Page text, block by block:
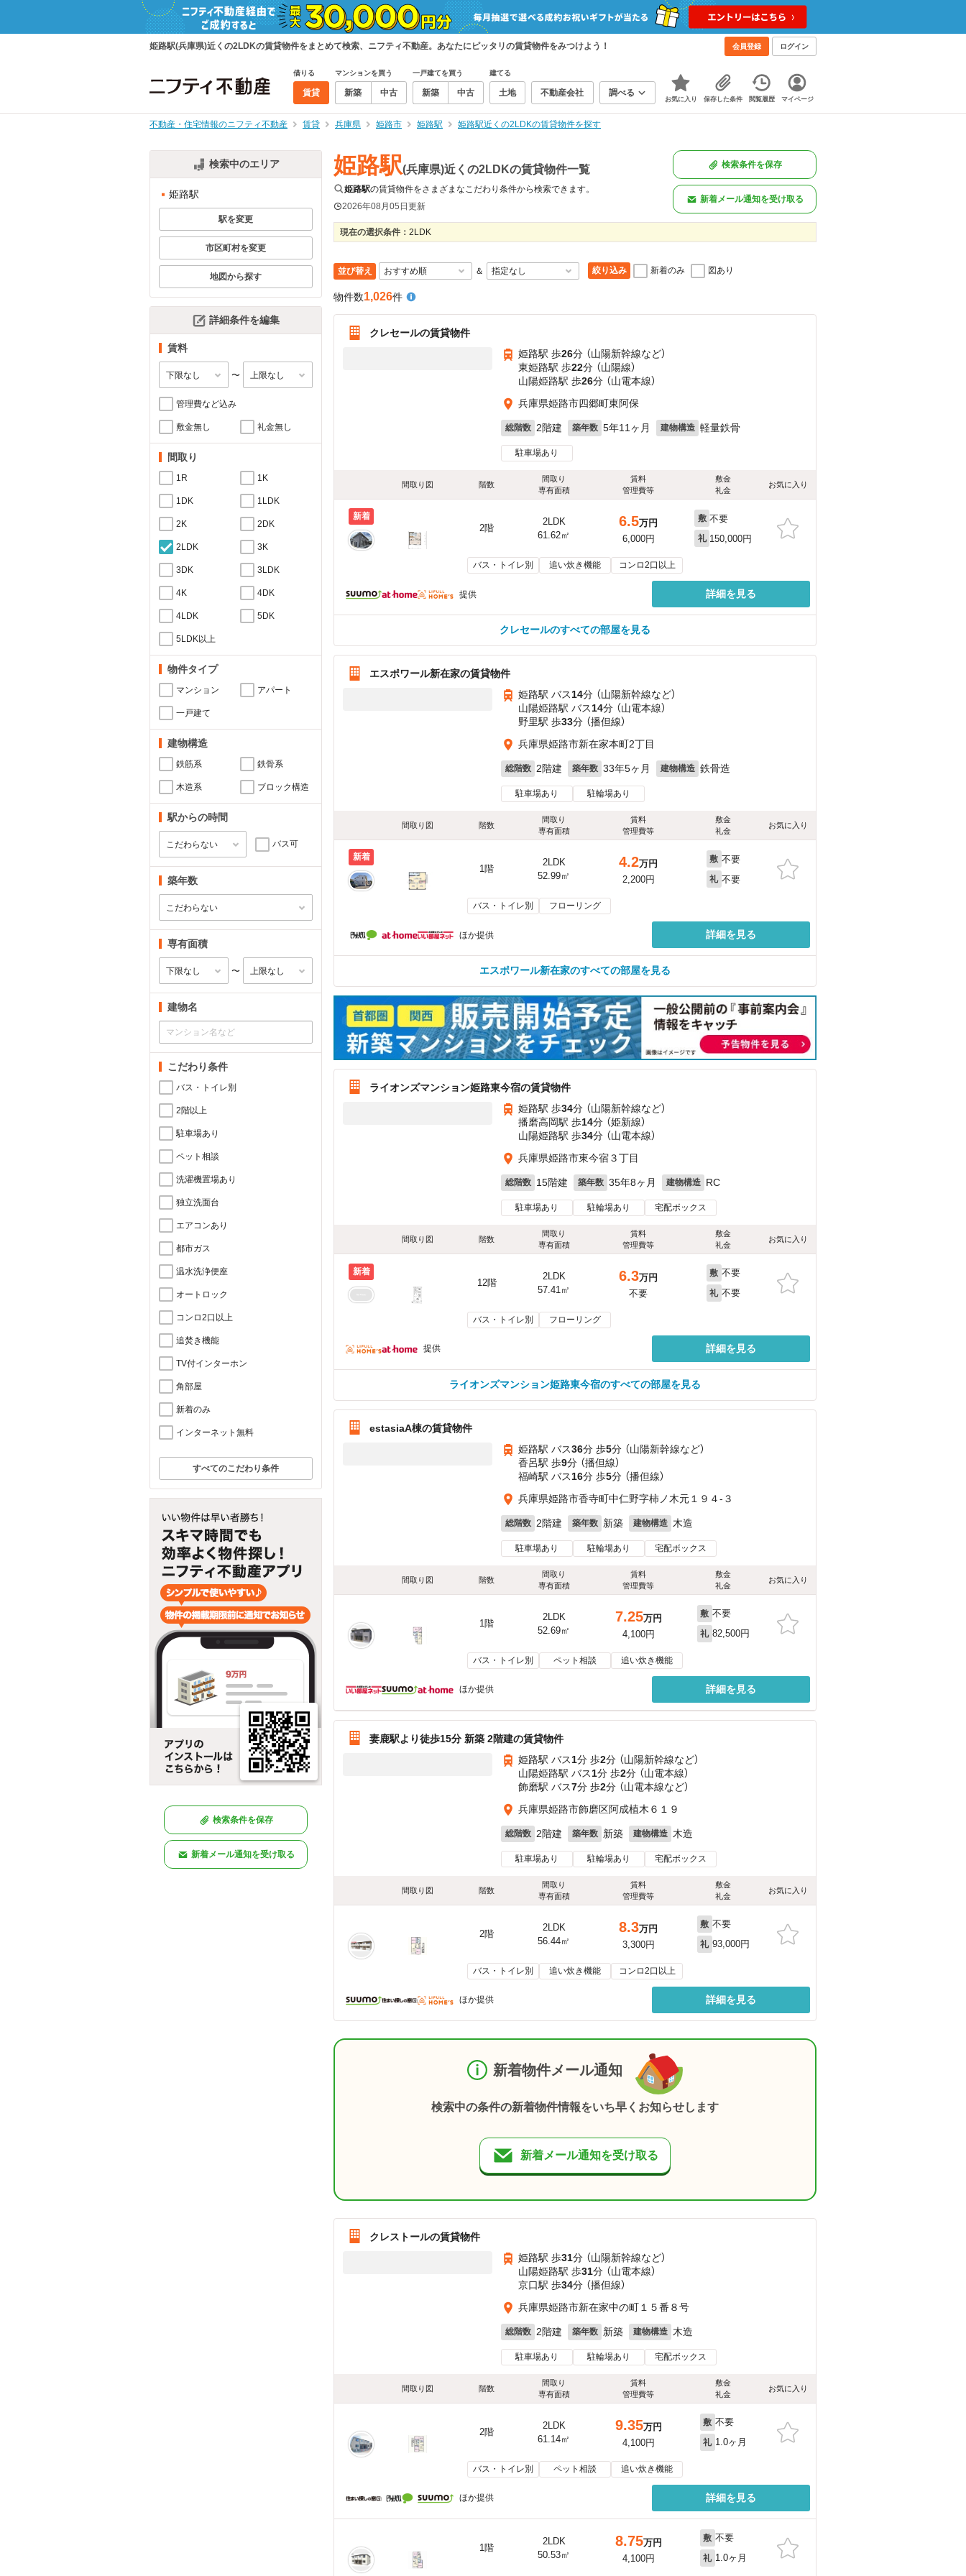
姫路駅(兵庫県)近くの2LDKの賃貸物件をまとめて検索、ニフティ不動産。あなたにピッタリの賃貸物件をみつけよう！ 会員登録 ログイン
借りる
賃貸
マンションを買う
新築 中古
一戸建てを買う
新築 中古
建てる
土地 不動産会社 調べる
お気に入り 保存した条件 閲覧履歴 マイページ
不動産・住宅情報のニフティ不動産 賃貸 兵庫県 姫路市 姫路駅 姫路駅近くの2LDKの賃貸物件を探す
検索中のエリア
姫路駅
駅を変更
市区町村を変更
地図から探す
詳細条件を編集
賃料
〜
管理費など込み
敷金無し 礼金無し
間取り
1R 1K
1DK 1LDK
2K 2DK
2LDK 3K
3DK 3LDK
4K 4DK
4LDK 5DK
5LDK以上
物件タイプ
マンション アパート
一戸建て
建物構造
鉄筋系 鉄骨系
木造系 ブロック構造
駅からの時間
バス可
築年数
専有面積
〜
建物名
こだわり条件
バス・トイレ別
2階以上
駐車場あり
ペット相談
洗濯機置場あり
独立洗面台
エアコンあり
都市ガス
温水洗浄便座
オートロック
コンロ2口以上
追焚き機能
TV付インターホン
角部屋
新着のみ
インターネット無料
すべてのこだわり条件
検索条件を保存
新着メール通知を受け取る
姫路駅(兵庫県)近くの2LDKの賃貸物件一覧
姫路駅の賃貸物件をさまざまなこだわり条件から検索できます。
2026年08月05日更新
検索条件を保存
新着メール通知を受け取る
現在の選択条件： 2LDK
並び替え ＆ 絞り込み 新着のみ 図あり
物件数1,026件
クレセールの賃貸物件
姫路駅 歩26分 （山陽新幹線など）
東姫路駅 歩22分 （山陽線）
山陽姫路駅 歩26分 （山電本線）
兵庫県姫路市四郷町東阿保
総階数 2階建 築年数 5年11ヶ月 建物構造 軽量鉄骨
駐車場あり
間取り図 階数
間取り
専有面積
賃料
管理費等
敷金
礼金
お気に入り
新着
2階
2LDK
61.62㎡
6.5万円
6,000円
敷 不要
礼 150,000円
バス・トイレ別 追い炊き機能 コンロ2口以上
提供 詳細を見る
クレセールのすべての部屋を見る
エスポワール新在家の賃貸物件
姫路駅 バス14分 （山陽新幹線など）
山陽姫路駅 バス14分 （山電本線）
野里駅 歩33分 （播但線）
兵庫県姫路市新在家本町2丁目
総階数 2階建 築年数 33年5ヶ月 建物構造 鉄骨造
駐車場あり 駐輪場あり
間取り図 階数
間取り
専有面積
賃料
管理費等
敷金
礼金
お気に入り
新着
1階
2LDK
52.99㎡
4.2万円
2,200円
敷 不要
礼 不要
バス・トイレ別 フローリング
ほか提供 詳細を見る
エスポワール新在家のすべての部屋を見る
ライオンズマンション姫路東今宿の賃貸物件
姫路駅 歩34分 （山陽新幹線など）
播磨高岡駅 歩14分 （姫新線）
山陽姫路駅 歩34分 （山電本線）
兵庫県姫路市東今宿３丁目
総階数 15階建 築年数 35年8ヶ月 建物構造 RC
駐車場あり 駐輪場あり 宅配ボックス
間取り図 階数
間取り
専有面積
賃料
管理費等
敷金
礼金
お気に入り
新着
12階
2LDK
57.41㎡
6.3万円
不要
敷 不要
礼 不要
バス・トイレ別 フローリング
提供 詳細を見る
ライオンズマンション姫路東今宿のすべての部屋を見る
estasiaA棟の賃貸物件
姫路駅 バス36分 歩5分 （山陽新幹線など）
香呂駅 歩9分 （播但線）
福崎駅 バス16分 歩5分 （播但線）
兵庫県姫路市香寺町中仁野字柿ノ木元１９４-３
総階数 2階建 築年数 新築 建物構造 木造
駐車場あり 駐輪場あり 宅配ボックス
間取り図 階数
間取り
専有面積
賃料
管理費等
敷金
礼金
お気に入り
1階
2LDK
52.69㎡
7.25万円
4,100円
敷 不要
礼 82,500円
バス・トイレ別 ペット相談 追い炊き機能
ほか提供 詳細を見る
妻鹿駅より徒歩15分 新築 2階建の賃貸物件
姫路駅 バス1分 歩2分 （山陽新幹線など）
山陽姫路駅 バス1分 歩2分 （山電本線）
飾磨駅 バス7分 歩2分 （山電本線など）
兵庫県姫路市飾磨区阿成植木６１９
総階数 2階建 築年数 新築 建物構造 木造
駐車場あり 駐輪場あり 宅配ボックス
間取り図 階数
間取り
専有面積
賃料
管理費等
敷金
礼金
お気に入り
2階
2LDK
56.44㎡
8.3万円
3,300円
敷 不要
礼 93,000円
バス・トイレ別 追い炊き機能 コンロ2口以上
ほか提供 詳細を見る
新着物件メール通知
検索中の条件の新着物件情報をいち早くお知らせします
新着メール通知を受け取る
クレストールの賃貸物件
姫路駅 歩31分 （山陽新幹線など）
山陽姫路駅 歩31分 （山電本線）
京口駅 歩34分 （播但線）
兵庫県姫路市新在家中の町１５番８号
総階数 2階建 築年数 新築 建物構造 木造
駐車場あり 駐輪場あり 宅配ボックス
間取り図 階数
間取り
専有面積
賃料
管理費等
敷金
礼金
お気に入り
2階
2LDK
61.14㎡
9.35万円
4,100円
敷 不要
礼 1.0ヶ月
バス・トイレ別 ペット相談 追い炊き機能
ほか提供 詳細を見る
1階
2LDK
50.53㎡
8.75万円
4,100円
敷 不要
礼 1.0ヶ月